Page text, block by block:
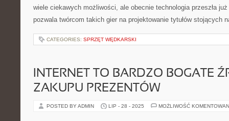
wiele ciekawych możliwości, ale obecnie technologia przeszła
pozwala twórcom takich gier na projektowanie tytułów stojących
CATEGORIES: SPRZĘT WĘDKARSKI
INTERNET TO BARDZO BOGATE
ZAKUPU PREZENTÓW
POSTED BY ADMIN LIP - 28 - 2025 MOŻLIWOŚĆ